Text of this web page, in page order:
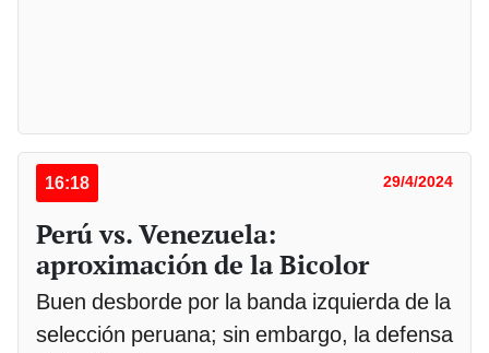
16:18 29/4/2024
Perú vs. Venezuela:
aproximación de la Bicolor
Buen desborde por la banda izquierda de la
selección peruana; sin embargo, la defensa